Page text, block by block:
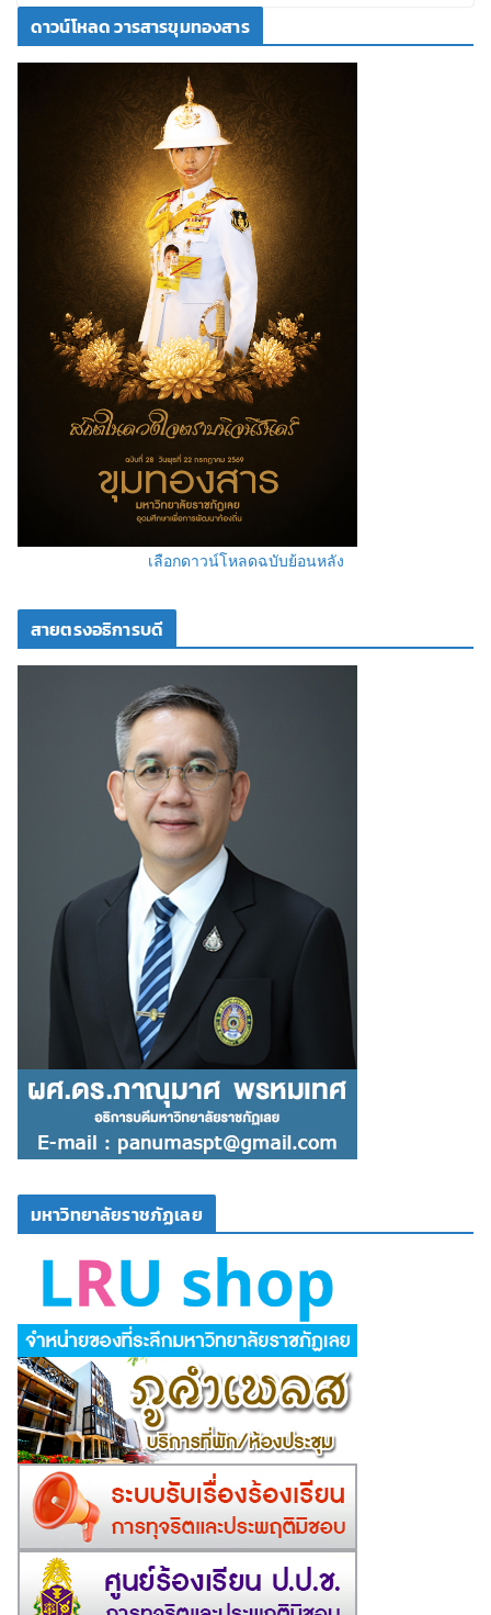
ดาวน์โหลด วารสารขุมทองสาร
เลือกดาวน์โหลดฉบับย้อนหลัง
สายตรงอธิการบดี
มหาวิทยาลัยราชภัฏเลย